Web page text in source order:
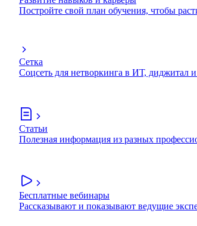
Постройте свой план обучения, чтобы
Сетка
Соцсеть для нетворкинга в ИТ, диджитал
Статьи
Полезная информация из разных
Бесплатные вебинары
Рассказывают и показывают ведущие